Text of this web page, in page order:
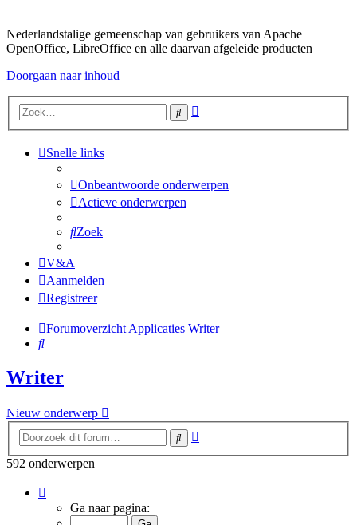
Nederlandstalige gemeenschap van gebruikers van Apache
OpenOffice, LibreOffice en alle daarvan afgeleide producten
Doorgaan naar inhoud
Zoek
Snelle links
Onbeantwoorde onderwerpen
Actieve onderwerpen
Zoek
V&A
Aanmelden
Registreer
Forumoverzicht Applicaties Writer
Zoek
Writer
Nieuw onderwerp
Zoek
592 onderwerpen
van
Ga naar pagina: